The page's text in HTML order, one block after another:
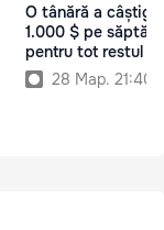
O tânără a
1.000 $ pe
pentru tot restul
28 Мар. 21:40